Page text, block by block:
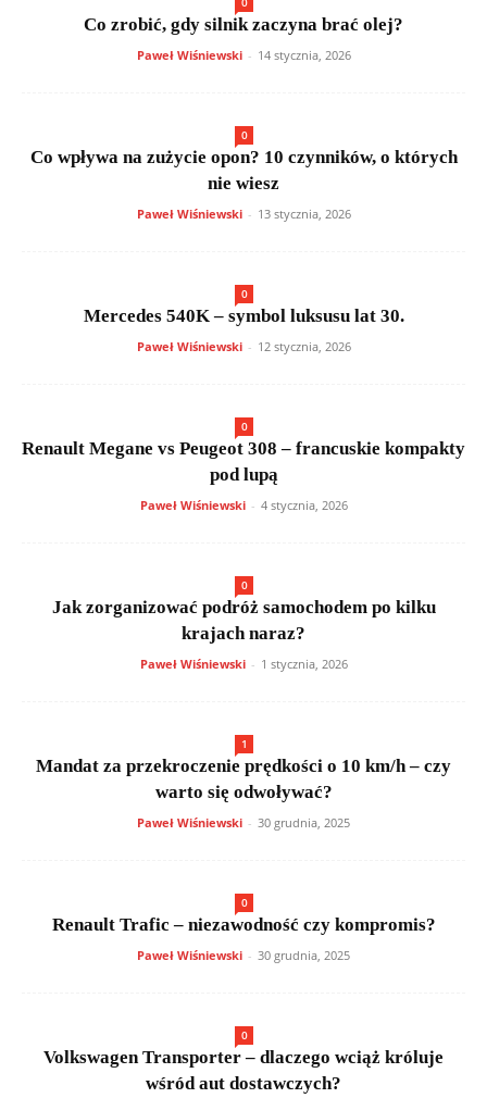
Co zrobić, gdy silnik zaczyna brać olej?
Paweł Wiśniewski - 14 stycznia, 2026
0
Co wpływa na zużycie opon? 10 czynników, o których
nie wiesz
Paweł Wiśniewski - 13 stycznia, 2026
0
Mercedes 540K – symbol luksusu lat 30.
Paweł Wiśniewski - 12 stycznia, 2026
0
Renault Megane vs Peugeot 308 – francuskie kompakty
pod lupą
Paweł Wiśniewski - 4 stycznia, 2026
0
Jak zorganizować podróż samochodem po kilku
krajach naraz?
Paweł Wiśniewski - 1 stycznia, 2026
1
Mandat za przekroczenie prędkości o 10 km/h – czy
warto się odwoływać?
Paweł Wiśniewski - 30 grudnia, 2025
0
Renault Trafic – niezawodność czy kompromis?
Paweł Wiśniewski - 30 grudnia, 2025
0
Volkswagen Transporter – dlaczego wciąż króluje
wśród aut dostawczych?